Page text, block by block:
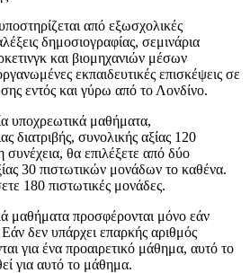
από εξωσχολικές
δημοσιογραφίας, σεμινάρια
και βιομηχανιών μέσων
εκπαιδευτικές επισκέψεις σε
εντός και γύρω από το Λονδίνο.
υποχρεωτικά μαθήματα,
διατριβής, συνολικής αξίας 120
θα επιλέξετε από δύο
30 πιστωτικών μονάδων το καθένα.
180 πιστωτικές μονάδες.
μαθήματα προσφέρονται μόνο εάν
δεν υπάρχει επαρκής αριθμός
για ένα προαιρετικό μάθημα, αυτό το
για αυτό το μάθημα.